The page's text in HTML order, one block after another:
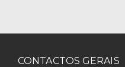
CONTACTOS GERAIS